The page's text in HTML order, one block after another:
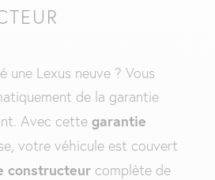
une Lexus neuve ? Vous
de la garantie
Avec cette garantie
votre véhicule est couvert
constructeur complète de